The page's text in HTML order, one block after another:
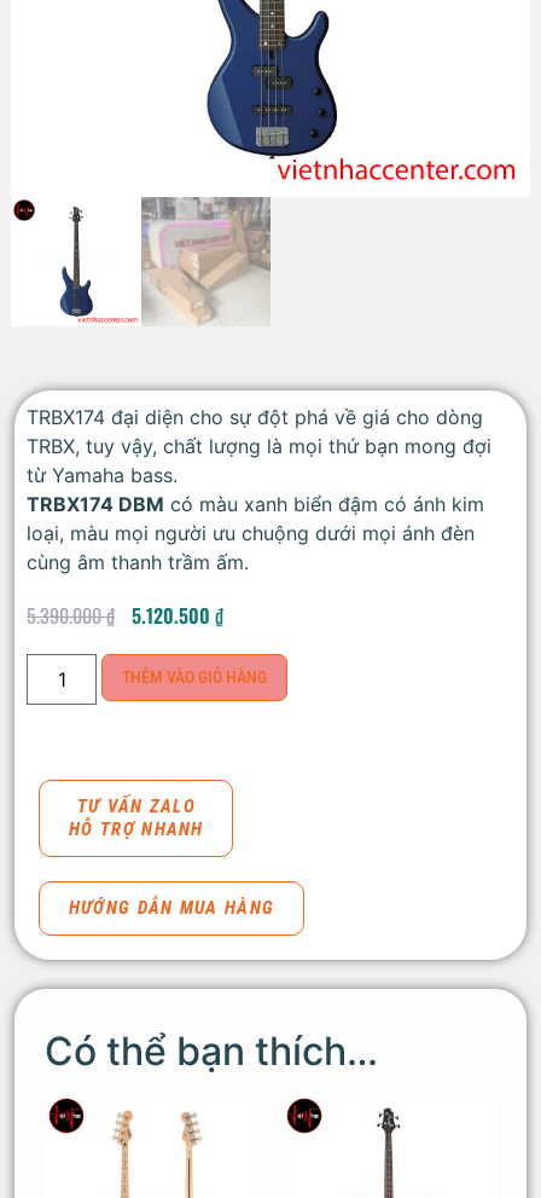
TRBX174 đại diện cho sự đột phá về giá cho dòng
TRBX, tuy vậy, chất lượng là mọi thứ bạn mong đợi
từ Yamaha bass.
TRBX174 DBM có màu xanh biển đậm có ánh kim
loại, màu mọi người ưu chuộng dưới mọi ánh đèn
cùng âm thanh trầm ấm.
5.390.000₫ 5.120.500 ₫
THÊM VÀO GIỎ HÀNG
TƯ VẤN ZALO
HỖ TRỢ NHANH
HƯỚNG DẪN MUA HÀNG
Có thể bạn thích…